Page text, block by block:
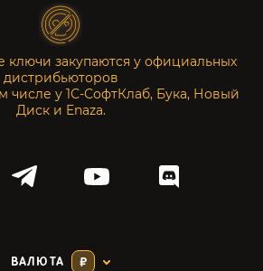
ключи закупаются у официальных
дистрибьюторов
числе у 1С-СофтКлаб, Бука, Новый
Диск и Enaza.
ВАЛЮТА ₽